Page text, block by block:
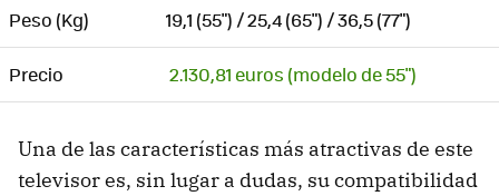
Peso (Kg) 19,1 (55") / 25,4 (65") / 36,5 (77")
Precio 2.130,81 euros (modelo de 55")
Una de las características más atractivas de este
televisor es, sin lugar a dudas, su compatibilidad